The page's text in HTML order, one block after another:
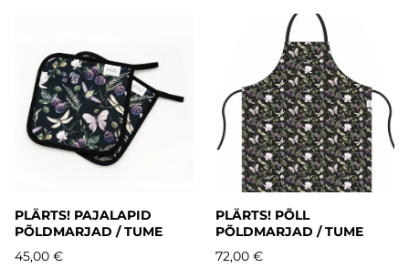
PLÄRTS! PAJALAPID
PÕLDMARJAD / TUME
45,00 €
PLÄRTS! PÕLL
PÕLDMARJAD / TUME
72,00 €